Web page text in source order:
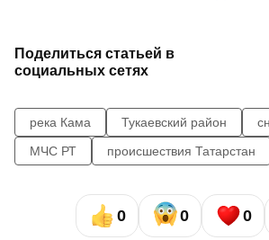
Поделиться статьей в
социальных сетях
река Кама Тукаевский район
МЧС РТ
происшествия Татарстан
0 0 0